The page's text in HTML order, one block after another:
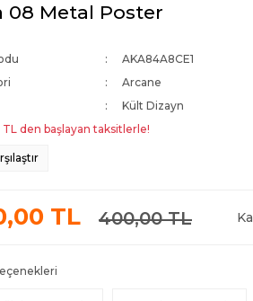
08 Metal Poster
AKA84A8CE1
Arcane
Kült Dizayn
TL den başlayan taksitlerle!
TL 400,00 TL